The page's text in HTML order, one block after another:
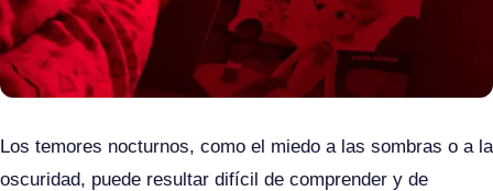
Los temores nocturnos, como el miedo a las sombras o a la
oscuridad, puede resultar difícil de comprender y de